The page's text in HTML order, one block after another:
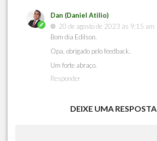
Dan (Daniel Atilio)
20 de agosto de 2023 às 9:15 am
Bom dia Edilson.
Opa, obrigado pelo feedback.
Um forte abraço.
Responder
DEIXE UMA RESPOSTA